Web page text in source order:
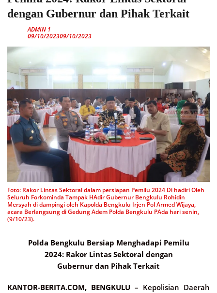
dengan Gubernur dan Pihak Terkait
ADMIN 1
09/10/202309/10/2023
Foto: Rakor Lintas Sektoral dalam persiapan Pemilu 2024 Di hadiri Oleh
Seluruh Forkominda Tampak HAdir Gubernur Bengkulu Rohidin
Mersyah di dampingi oleh Kapolda Bengkulu Irjen Pol Armed Wijaya,
acara Berlangsung di Gedung Adem Polda Bengkulu PAda hari senin,
(9/10/23).
Polda Bengkulu Bersiap Menghadapi Pemilu
2024: Rakor Lintas Sektoral dengan
Gubernur dan Pihak Terkait
KANTOR-BERITA.COM, BENGKULU – Kepolisian Daerah